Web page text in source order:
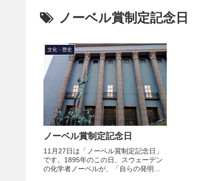
ノーベル賞制定記念日
文化・歴史
ノーベル賞制定記念日
11月27日は「ノーベル賞制定記念日」
です。1895年のこの日、スウェーデン
の化学者ノーベルが、「自らの発明し